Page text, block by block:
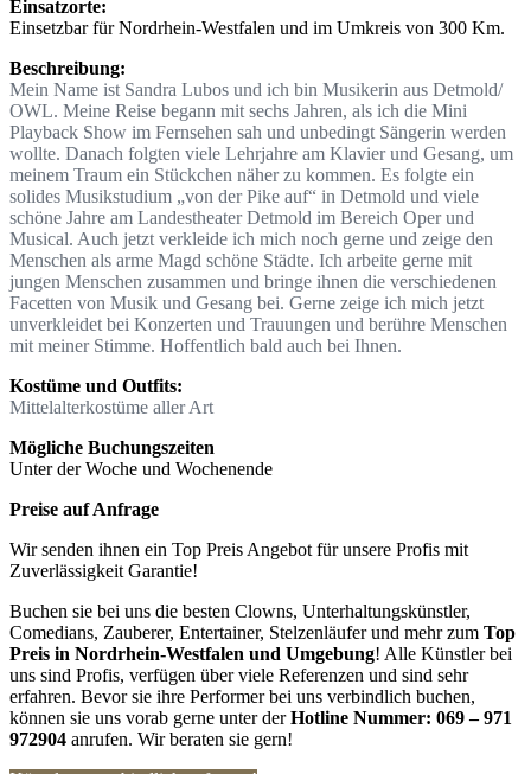
Einsatzorte:
Einsetzbar für Nordrhein-Westfalen und im Umkreis von 300 Km.
Beschreibung:
Mein Name ist Sandra Lubos und ich bin Musikerin aus Detmold/
OWL. Meine Reise begann mit sechs Jahren, als ich die Mini
Playback Show im Fernsehen sah und unbedingt Sängerin werden
wollte. Danach folgten viele Lehrjahre am Klavier und Gesang, um
meinem Traum ein Stückchen näher zu kommen. Es folgte ein
solides Musikstudium „von der Pike auf“ in Detmold und viele
schöne Jahre am Landestheater Detmold im Bereich Oper und
Musical. Auch jetzt verkleide ich mich noch gerne und zeige den
Menschen als arme Magd schöne Städte. Ich arbeite gerne mit
jungen Menschen zusammen und bringe ihnen die verschiedenen
Facetten von Musik und Gesang bei. Gerne zeige ich mich jetzt
unverkleidet bei Konzerten und Trauungen und berühre Menschen
mit meiner Stimme. Hoffentlich bald auch bei Ihnen.
Kostüme und Outfits:
Mittelalterkostüme aller Art
Mögliche Buchungszeiten
Unter der Woche und Wochenende
Preise auf Anfrage
Wir senden ihnen ein Top Preis Angebot für unsere Profis mit
Zuverlässigkeit Garantie!
Buchen sie bei uns die besten Clowns, Unterhaltungskünstler,
Comedians, Zauberer, Entertainer, Stelzenläufer und mehr zum Top
Preis in Nordrhein-Westfalen und Umgebung! Alle Künstler bei
uns sind Profis, verfügen über viele Referenzen und sind sehr
erfahren. Bevor sie ihre Performer bei uns verbindlich buchen,
können sie uns vorab gerne unter derHotline Nummer: 069 – 971
972904 anrufen. Wir beraten sie gern!